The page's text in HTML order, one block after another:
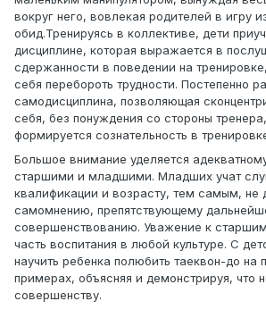
вокруг него, вовлекая родителей в игру
обид.Тренируясь в коллективе, дети
дисциплине, которая выражается в
сдержанности в поведении на
себя перебороть трудности. Постепенно
самодисциплина, позволяющая
себя, без понуждения со стороны
формируется сознательность в
Большое внимание уделяется
старшими и младшими. Младших учат
квалификации и возрасту, тем самым, не
самомнению, препятствующему
совершенствованию. Уважение к
часть воспитания в любой культуре. С
научить ребенка полюбить таеквон-до на
примерах, объясняя и демонстрируя, что
совершенству.